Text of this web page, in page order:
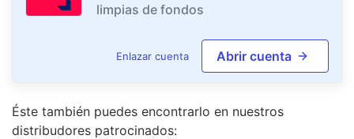
limpias de fondos
Enlazar cuenta Abrir cuenta
Éste también puedes encontrarlo en nuestros
distribudores patrocinados: